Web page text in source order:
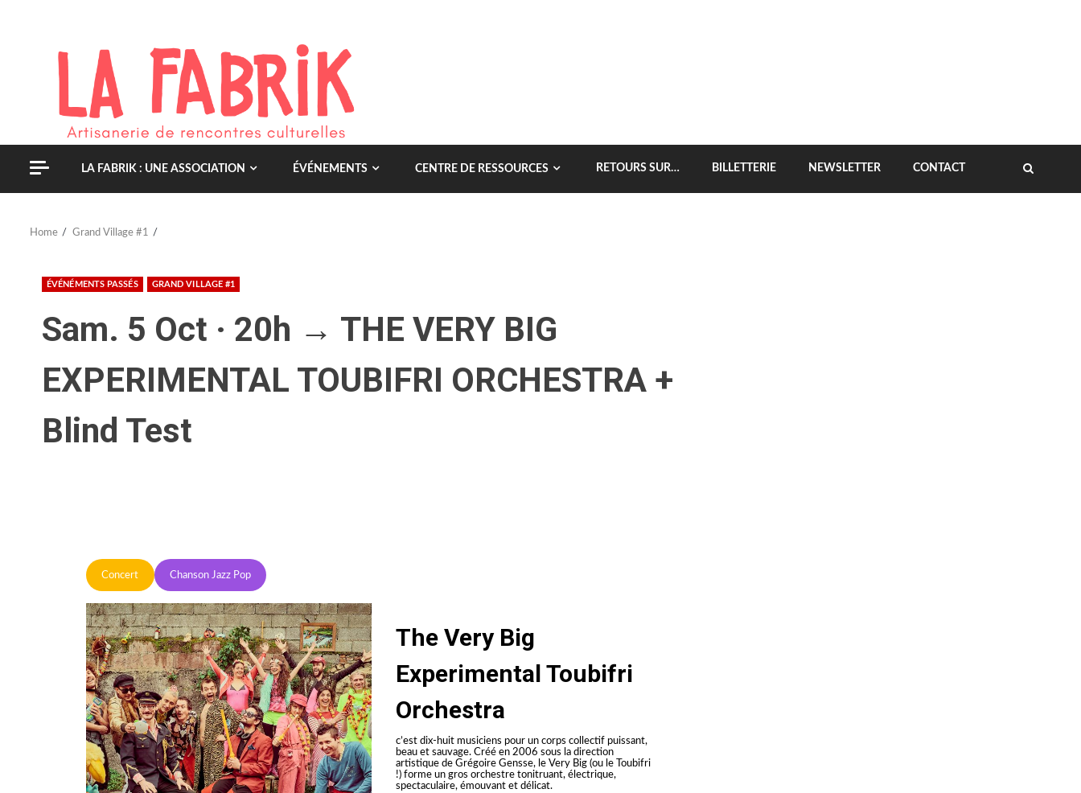
LA FABRIK : UNE ASSOCIATION ÉVÉNEMENTS CENTRE DE RESSOURCES RETOURS SUR… BILLETTERIE NEWSLETTER CONTACT
Home Grand Village #1
ÉVÉNÉMENTS PASSÉS GRAND VILLAGE #1
Sam. 5 Oct · 20h → THE VERY BIG
EXPERIMENTAL TOUBIFRI ORCHESTRA +
Blind Test
Concert Chanson Jazz Pop
The Very Big
Experimental Toubifri
Orchestra
c’est dix-huit musiciens pour un corps collectif puissant,
beau et sauvage. Créé en 2006 sous la direction
artistique de Grégoire Gensse, le Very Big (ou le Toubifri
!) forme un gros orchestre tonitruant, électrique,
spectaculaire, émouvant et délicat.